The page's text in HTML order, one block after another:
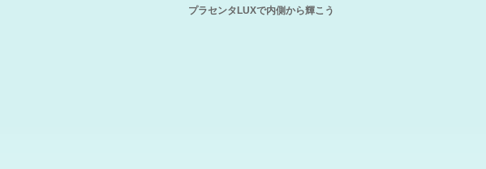
プラセンタLUXで内側から輝こう